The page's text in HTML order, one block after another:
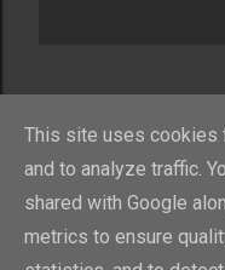
This site uses cookies
and to analyze traffic.
shared with Google
metrics to ensure